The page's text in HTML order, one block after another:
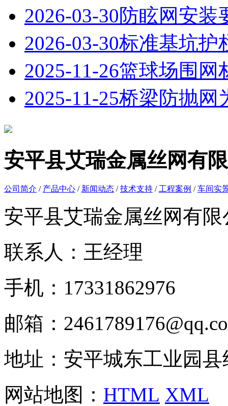
2026-03-30防眩网安装
2026-03-30标准基坑护
2025-11-26篮球场围网
2025-11-25桥梁防抛网
安平县艾瑞金属丝网有
公司简介 / 产品中心 / 新闻动态 /技术支持 / 工程案例 /车间实
安平县艾瑞金属丝网有限
联系人：王经理
手机：17331862976
邮箱：
地址：安平城东工业园县
网站地图： HTML XML